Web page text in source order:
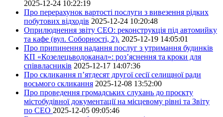
2025-12-24 10:22:19
Про перерахунок вартості послуги з вивезення рідких
побутових відходів 2025-12-24 10:20:48
Оприлюднення звіту СЕО: реконструкція під автомийку
та кафе (вул. Соборності, 2). 2025-12-19 14:05:01
Про припинення надання послуг з утримання будинків
КП «Козелецьводоканал»: роз’яснення та кроки для
співвласників 2025-12-17 14:07:36
Про скликання п’ятдесят другої сесії селищної ради
восьмого скликання 2025-12-08 13:52:00
Про проведення громадських слухань до проєкту
містобудівної документації на місцевому рівні та Звіту
по СЕО 2025-12-05 09:05:46